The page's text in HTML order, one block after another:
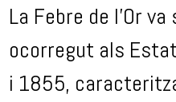
La Febre de l’Or
ocorregut als
i 1855,